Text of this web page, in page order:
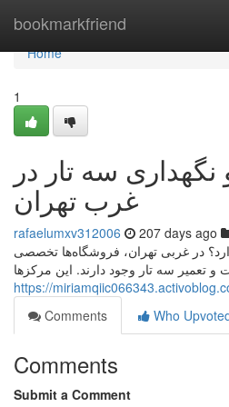
bookmarkfriend
Home
Home
1
سه تار در
غرب تهران
rafaelumxv312006 207 days ago
در غربی تهران، فروشگاه‌ها تخصصی
و تعمیر سه تار وجود دارند. این مرکز‌ها
https://
Comments
Who
Comments
Submit a Comment